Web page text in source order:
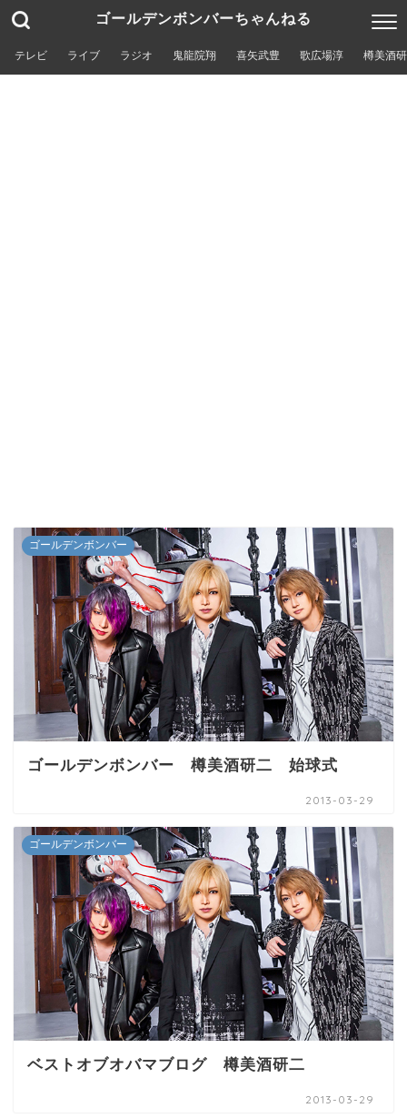
ゴールデンボンバーちゃんねる
テレビ ライブ ラジオ 鬼龍院翔 喜矢武豊 歌広場淳 樽美酒
ゴールデンボンバー
ゴールデンボンバー 樽美酒研二 始球式
2013-03-29
ゴールデンボンバー
ベストオブオバマブログ 樽美酒研二
2013-03-29